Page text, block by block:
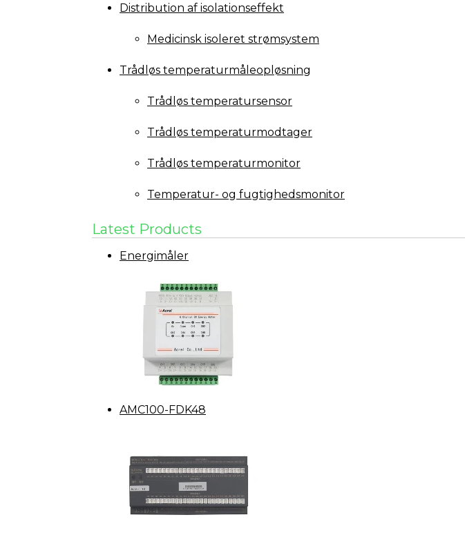
Distribution af isolationseffekt
Medicinsk isoleret strømsystem
Trådløs temperaturmåleopløsning
Trådløs temperatursensor
Trådløs temperaturmodtager
Trådløs temperaturmonitor
Temperatur- og fugtighedsmonitor
Latest Products
Energimåler
AMC100-FDK48